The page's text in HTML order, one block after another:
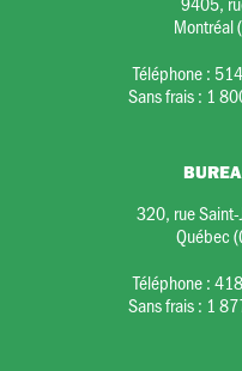
Montréal
Téléphone :
Sans frais : 1
320, rue
Québec
Téléphone :
Sans frais : 1